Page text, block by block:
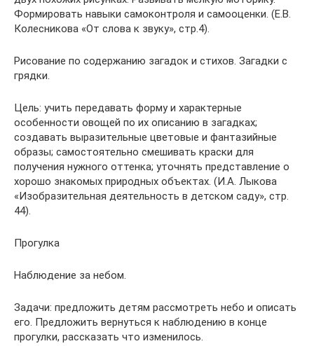
Формировать навыки самоконтроля и самооценки. (Е.В.
Колесникова «От слова к звуку», стр.4).
Рисование по содержанию загадок и стихов. Загадки с
грядки.
Цель: учить передавать форму и характерные
особенности овощей по их описанию в загадках;
создавать выразительные цветовые и фантазийные
образы; самостоятельно смешивать краски для
получения нужного оттенка; уточнять представление о
хорошо знакомых природных объектах. (И.А. Лыкова
«Изобразительная деятельность в детском саду», стр.
44).
Прогулка
Наблюдение за небом.
Задачи: предложить детям рассмотреть небо и описать
его. Предложить вернуться к наблюдению в конце
прогулки, рассказать что изменилось.